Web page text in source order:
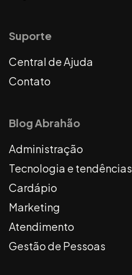
Suporte
Central de Ajuda
Contato
Blog Abrahão
Administração
Tecnologia e tendências
Cardápio
Marketing
Atendimento
Gestão de Pessoas